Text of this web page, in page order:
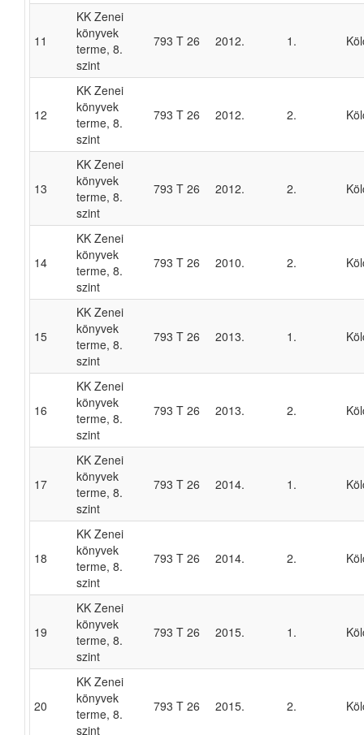
11
KK Zenei
könyvek
terme, 8.
szint
793 T 26 2012. 1.
12
KK Zenei
könyvek
terme, 8.
szint
793 T 26 2012. 2.
13
KK Zenei
könyvek
terme, 8.
szint
793 T 26 2012. 2.
14
KK Zenei
könyvek
terme, 8.
szint
793 T 26 2010. 2.
15
KK Zenei
könyvek
terme, 8.
szint
793 T 26 2013. 1.
16
KK Zenei
könyvek
terme, 8.
szint
793 T 26 2013. 2.
17
KK Zenei
könyvek
terme, 8.
szint
793 T 26 2014. 1.
18
KK Zenei
könyvek
terme, 8.
szint
793 T 26 2014. 2.
19
KK Zenei
könyvek
terme, 8.
szint
793 T 26 2015. 1.
20
KK Zenei
könyvek
terme, 8.
szint
793 T 26 2015. 2.